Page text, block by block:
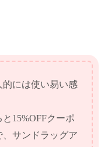
には使い易い感
15%OFFクーポ
サンドラッグア